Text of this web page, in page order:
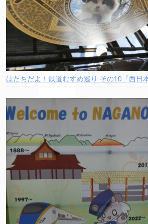
はたちだよ！鉄道むすめ巡り その10『西日